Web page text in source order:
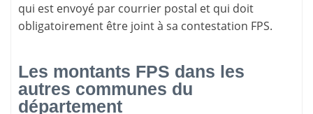
qui est envoyé par courrier postal et qui doit
obligatoirement être joint à sa contestation FPS.
Les montants FPS dans les
autres communes du
département